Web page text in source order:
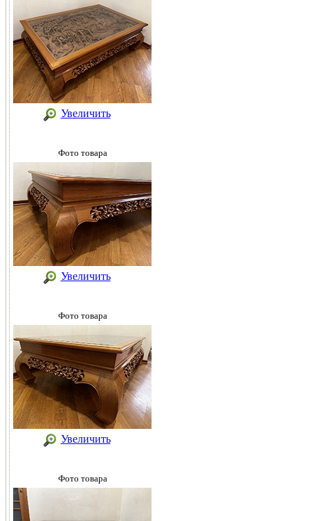
Увеличить
Фото товара
Увеличить
Фото товара
Увеличить
Фото товара